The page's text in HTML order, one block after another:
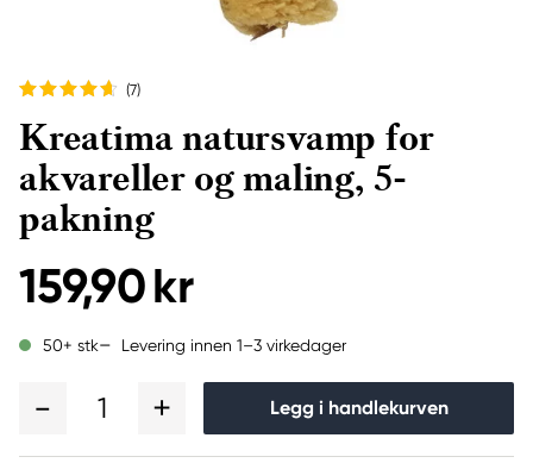
(7)
Kreatima natursvamp for
akvareller og maling, 5-
pakning
159,90 kr
50+ stk Levering innen 1–3 virkedager
1 Legg i handlekurven